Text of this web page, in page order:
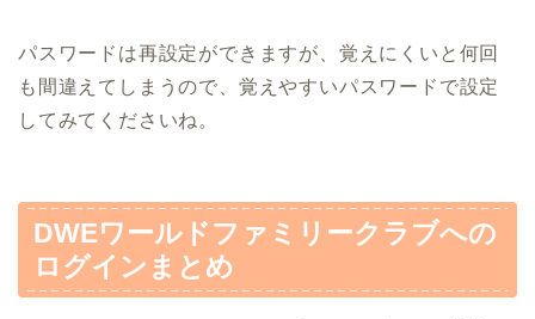
パスワードは再設定ができますが、覚えにくいと何回
も間違えてしまうので、覚えやすいパスワードで設定
してみてくださいね。
DWEワールドファミリークラブへの
ログインまとめ